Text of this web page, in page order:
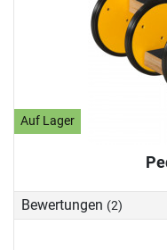
Auf Lager
Bewertungen (2)